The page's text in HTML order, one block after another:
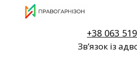
+38 063
Звʼязок із